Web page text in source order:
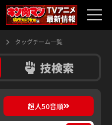
タッグチーム一覧
技検索
超人50音順